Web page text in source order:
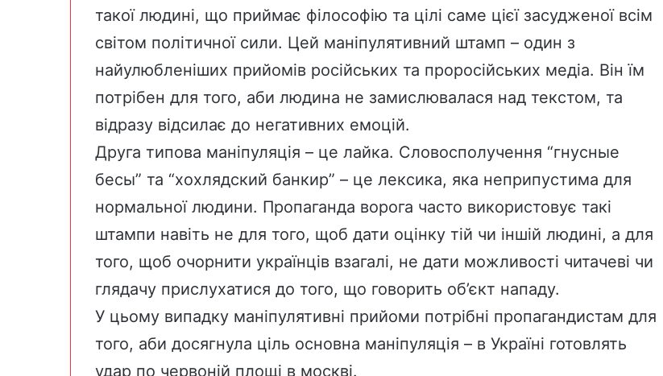
такої людині, що приймає філософію та цілі саме цієї засудженої всім
світом політичної сили. Цей маніпулятивний штамп – один з
найулюбленіших прийомів російських та проросійських медіа. Він їм
потрібен для того, аби людина не замислювалася над текстом, та
відразу відсилає до негативних емоцій.
Друга типова маніпуляція – це лайка. Словосполучення “гнусные
бесы” та “хохлядский банкир” – це лексика, яка неприпустима для
нормальної людини. Пропаганда ворога часто використовує такі
штампи навіть не для того, щоб дати оцінку тій чи іншій людині, а для
того, щоб очорнити українців взагалі, не дати можливості читачеві чи
глядачу прислухатися до того, що говорить об’єкт нападу.
У цьому випадку маніпулятивні прийоми потрібні пропагандистам для
того, аби досягнула ціль основна маніпуляція – в Україні готовлять
удар по червоній площі в москві.